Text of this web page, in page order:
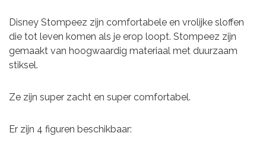
Disney Stompeez zijn comfortabele en vrolijke sloffen
die tot leven komen als je erop loopt. Stompeez zijn
gemaakt van hoogwaardig materiaal met duurzaam
stiksel.
Ze zijn super zacht en super comfortabel.
Er zijn 4 figuren beschikbaar: